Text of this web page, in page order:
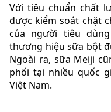
Với tiêu chuẩn chất
được kiểm soát chặt
của người tiêu
thương hiệu sữa bột
Ngoài ra, sữa Meiji
phối tại nhiều quốc
Việt Nam.